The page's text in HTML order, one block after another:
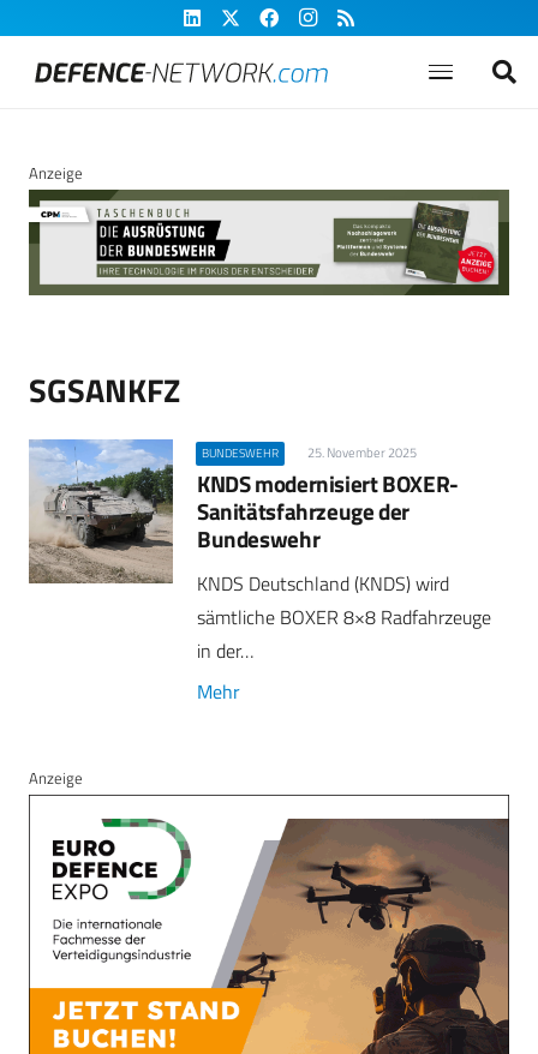
Anzeige
SGSANKFZ
BUNDESWEHR 25. November 2025
KNDS modernisiert BOXER-
Sanitätsfahrzeuge der
Bundeswehr
KNDS Deutschland (KNDS) wird
sämtliche BOXER 8×8 Radfahrzeuge
in der…
Mehr
Anzeige